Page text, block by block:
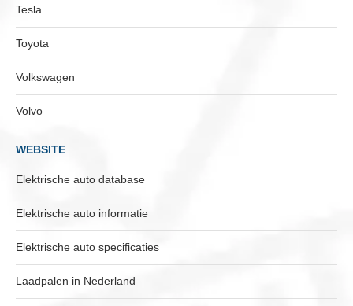
Tesla
Toyota
Volkswagen
Volvo
WEBSITE
Elektrische auto database
Elektrische auto informatie
Elektrische auto specificaties
Laadpalen in Nederland